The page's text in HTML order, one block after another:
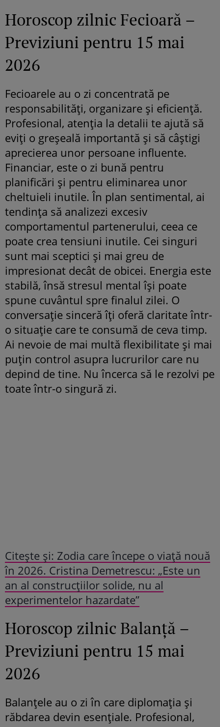
Horoscop zilnic Fecioară –
Previziuni pentru 15 mai
2026
Fecioarele au o zi concentrată pe
responsabilități, organizare și eficiență.
Profesional, atenția la detalii te ajută să
eviți o greșeală importantă și să câștigi
aprecierea unor persoane influente.
Financiar, este o zi bună pentru
planificări și pentru eliminarea unor
cheltuieli inutile. În plan sentimental, ai
tendința să analizezi excesiv
comportamentul partenerului, ceea ce
poate crea tensiuni inutile. Cei singuri
sunt mai sceptici și mai greu de
impresionat decât de obicei. Energia este
stabilă, însă stresul mental își poate
spune cuvântul spre finalul zilei. O
conversație sinceră îți oferă claritate într-
o situație care te consumă de ceva timp.
Ai nevoie de mai multă flexibilitate și mai
puțin control asupra lucrurilor care nu
depind de tine. Nu încerca să le rezolvi pe
toate într-o singură zi.
Citește și: Zodia care începe o viață nouă
în 2026. Cristina Demetrescu: „Este un
an al construcțiilor solide, nu al
experimentelor hazardate”
Horoscop zilnic Balanță –
Previziuni pentru 15 mai
2026
Balanțele au o zi în care diplomația și
răbdarea devin esențiale. Profesional,